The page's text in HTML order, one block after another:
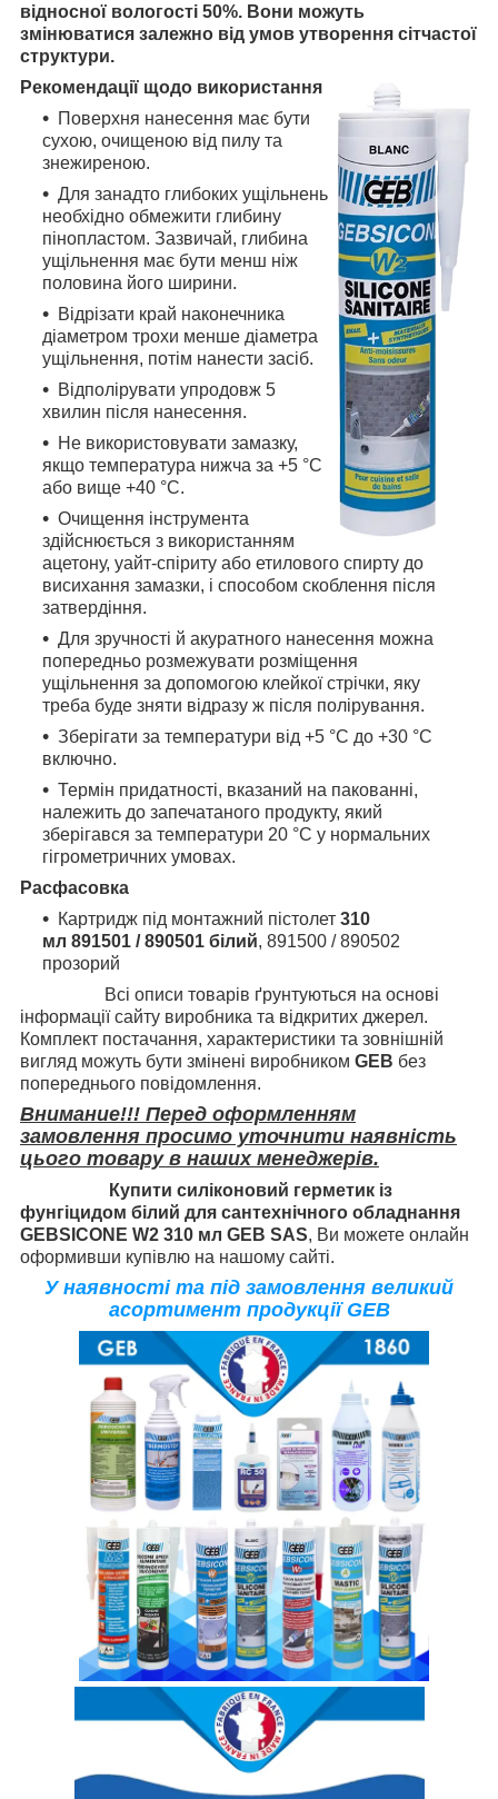
відносної вологості 50%. Вони можуть
змінюватися залежно від умов утворення сітчастої
структури.
Рекомендації щодо використання
Поверхня нанесення має бути
сухою, очищеною від пилу та
знежиреною.
Для занадто глибоких ущільнень
необхідно обмежити глибину
пінопластом. Зазвичай, глибина
ущільнення має бути менш ніж
половина його ширини.
Відрізати край наконечника
діаметром трохи менше діаметра
ущільнення, потім нанести засіб.
Відполірувати упродовж 5
хвилин після нанесення.
Не використовувати замазку,
якщо температура нижча за +5 °C
або вище +40 °C.
Очищення інструмента
здійснюється з використанням
ацетону, уайт-спіриту або етилового спирту до
висихання замазки, і способом скоблення після
затвердіння.
Для зручності й акуратного нанесення можна
попередньо розмежувати розміщення
ущільнення за допомогою клейкої стрічки, яку
треба буде зняти відразу ж після полірування.
Зберігати за температури від +5 °C до +30 °C
включно.
Термін придатності, вказаний на пакованні,
належить до запечатаного продукту, який
зберігався за температури 20 °C у нормальних
гігрометричних умовах.
Расфасовка
Картридж під монтажний пістолет 310
мл 891501 / 890501 білий, 891500 / 890502
прозорий
Всі описи товарів ґрунтуються на основі
інформації сайту виробника та відкритих джерел.
Комплект постачання, характеристики та зовнішній
вигляд можуть бути змінені виробником GEB без
попереднього повідомлення.
Внимание!!! Перед оформленням
замовлення просимо уточнити наявність
цього товару в наших менеджерів.
Купити силіконовий герметик із
фунгіцидом білий для сантехнічного обладнання
GEBSICONE W2 310 мл GEB SAS, Ви можете онлайн
оформивши купівлю на нашому сайті.
У наявності та під замовлення великий
асортимент продукції GEB